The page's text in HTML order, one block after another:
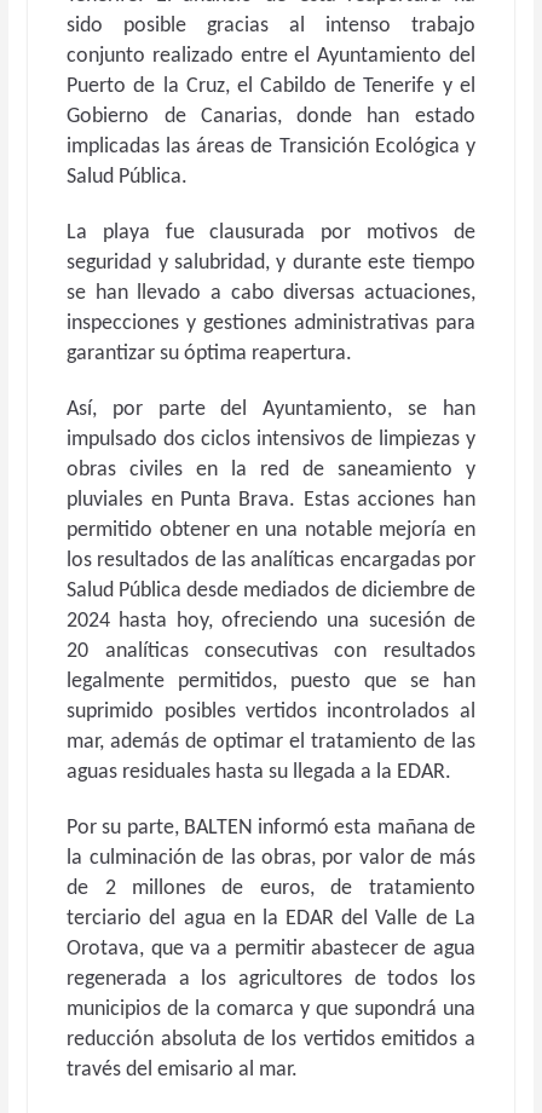
sido posible gracias al intenso trabajo
conjunto realizado entre el Ayuntamiento del
Puerto de la Cruz, el Cabildo de Tenerife y el
Gobierno de Canarias, donde han estado
implicadas las áreas de Transición Ecológica y
Salud Pública.
La playa fue clausurada por motivos de
seguridad y salubridad, y durante este tiempo
se han llevado a cabo diversas actuaciones,
inspecciones y gestiones administrativas para
garantizar su óptima reapertura.
Así, por parte del Ayuntamiento, se han
impulsado dos ciclos intensivos de limpiezas y
obras civiles en la red de saneamiento y
pluviales en Punta Brava. Estas acciones han
permitido obtener en una notable mejoría en
los resultados de las analíticas encargadas por
Salud Pública desde mediados de diciembre de
2024 hasta hoy, ofreciendo una sucesión de
20 analíticas consecutivas con resultados
legalmente permitidos, puesto que se han
suprimido posibles vertidos incontrolados al
mar, además de optimar el tratamiento de las
aguas residuales hasta su llegada a la EDAR.
Por su parte, BALTEN informó esta mañana de
la culminación de las obras, por valor de más
de 2 millones de euros, de tratamiento
terciario del agua en la EDAR del Valle de La
Orotava, que va a permitir abastecer de agua
regenerada a los agricultores de todos los
municipios de la comarca y que supondrá una
reducción absoluta de los vertidos emitidos a
través del emisario al mar.